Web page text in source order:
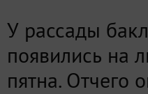
У рассады
появились на
пятна. Отчего